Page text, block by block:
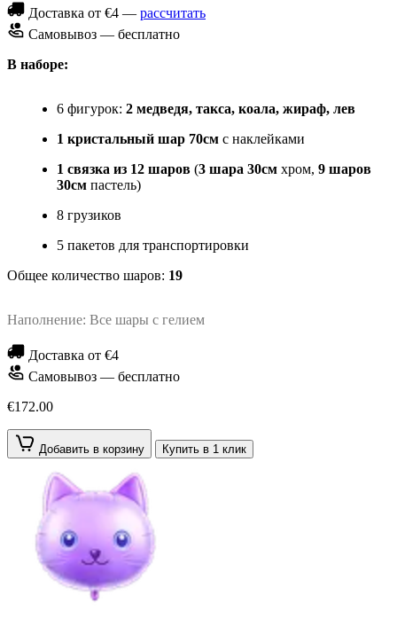
Доставка от €4 — рассчитать
Самовывоз — бесплатно
В наборе:
6 фигурок: 2 медведя, такса, коала, жираф, лев
1 кристальный шар 70см с наклейками
1 связка из 12 шаров (3 шара 30см хром, 9 шаров
30см пастель)
8 грузиков
5 пакетов для транспортировки
Общее количество шаров: 19
Наполнение: Все шары с гелием
Доставка от €4
Самовывоз — бесплатно
€172.00
Добавить в корзину Купить в 1 клик